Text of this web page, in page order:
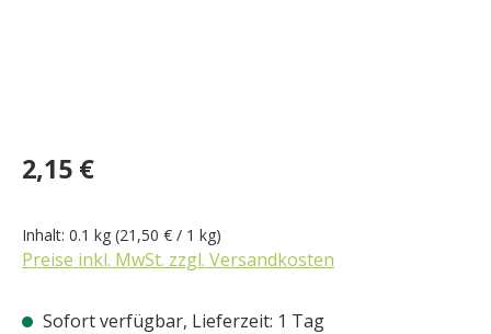
Regulärer Preis:
2,15 €
Inhalt: 0.1 kg (21,50 € / 1 kg)
Preise inkl. MwSt. zzgl. Versandkosten
Sofort verfügbar, Lieferzeit: 1 Tag